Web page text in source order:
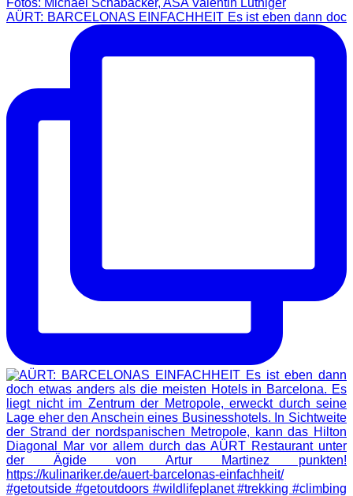
AÜRT: BARCELONAS EINFACHHEIT Es ist eben dann doc